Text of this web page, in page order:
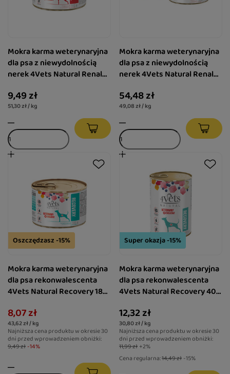
Mokra karma weterynaryjna
dla psa z niewydolnością
nerek 4Vets Natural Renal
9,49 zł
51,30 zł / kg
Mokra karma weterynaryjna
dla psa z niewydolnością
nerek 4Vets Natural Renal
54,48 zł
49,08 zł / kg
Oszczędzasz -15%
Mokra karma weterynaryjna
dla psa rekonwalescenta
4Vets Natural Recovery 185
8,07 zł
43,62 zł / kg
Najniższa cena produktu w okresie 30
dni przed wprowadzeniem obniżki:
9,49 zł -14%
Super okazja -15%
Mokra karma weterynaryjna
dla psa rekonwalescenta
4Vets Natural Recovery 400
12,32 zł
30,80 zł / kg
Najniższa cena produktu w okresie 30
dni przed wprowadzeniem obniżki:
11,99 zł +2%
Cena regularna:14,49 zł -15%